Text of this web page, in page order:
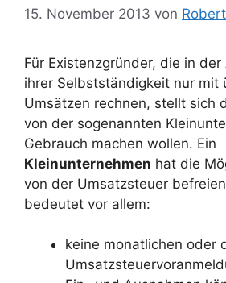
15. November 2013 von Robert
Für Existenzgründer, die in
ihrer Selbstständigkeit nur mit
Umsätzen rechnen, stellt sich
von der sogenannten
Gebrauch machen wollen. Ein
Kleinunternehmen hat die
von der Umsatzsteuer
bedeutet vor allem:
keine monatlichen oder